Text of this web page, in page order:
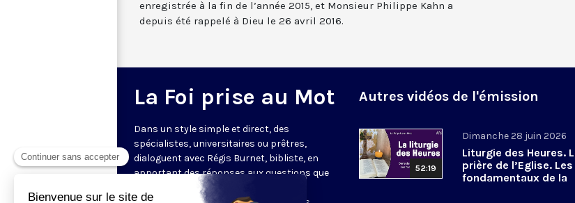
enregistrée à la fin de l’année 2015, et Monsieur Philippe Kahn a
depuis été rappelé à Dieu le 26 avril 2016.
La Foi prise au Mot
Dans un style simple et direct, des
spécialistes, universitaires ou prêtres,
dialoguent avec Régis Burnet, bibliste, en
apportant des réponses aux questions que
nous pouvons nous poser sur la foi, la
Autres vidéos de l'émission
52:19
Dimanche 28 juin 2026
Liturgie des Heures.
prière de l’Eglise. Les
fondamentaux de la